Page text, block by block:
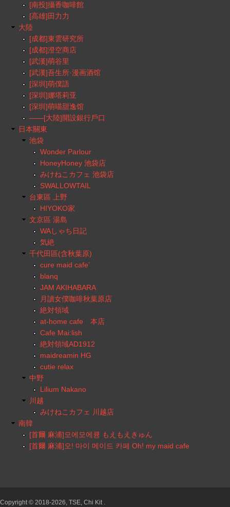
[南投]攝香咖啡館
[高雄]田力力
大陸
[成都]東雲研究所
[成都]澄空商店
[武漢]萌谷里
[武漢]吾生所·漫画酒馆
[深圳]萌僕語
[深圳]娜塔莉亚
[深圳]萌喵甜逸馆
——[大陸]開設銀行戶口
日本關東
池袋
Wonder Parlour
HoneyHoney 池袋店
みけねこカフェ 池袋店
SWALLOWTAIL
台東區 上野
HIYOKO家
文京區 湯島
WAしゃち日記
気絶
千代田區(含秋葉原)
cure maid cafe’
blanq
JAM AKIHABARA
月讀女僕咖啡秋葉原店
絶対領域
at-home cafe 本店
Cafe Mai:lish
絶対領域AD1912
maidreamin HG
cutie relax
中野
Lilium Nakano
川越
みけねこカフェ 川越店
南韓
[首爾 麻浦]모에모에큥 もえもえきゅん
[首爾 麻浦]오! 마이 메이드 카페 Oh! my maid cafe
Copyright © 2018-2026, TSE, Chi Kit .